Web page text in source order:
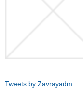
Tweets by Zavrayadm